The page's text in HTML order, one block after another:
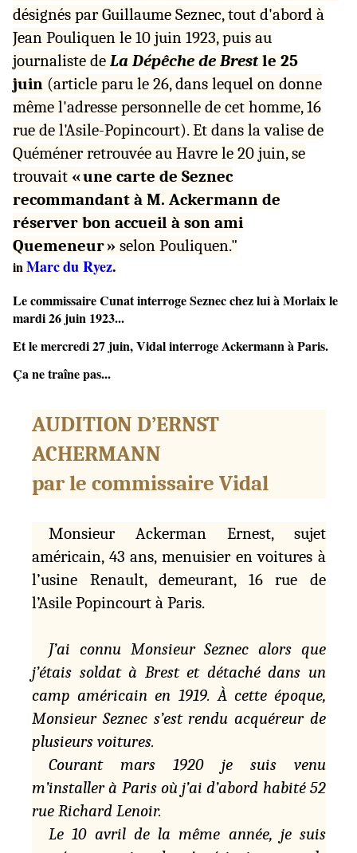
désignés par Guillaume Seznec, tout d'abord à
Jean Pouliquen le 10 juin 1923, puis au
journaliste de La Dépêche de Brest le 25
juin (article paru le 26, dans lequel on donne
même l'adresse personnelle de cet homme, 16
rue de l'Asile-Popincourt). Et dans la valise de
Quéméner retrouvée au Havre le 20 juin, se
trouvait « une carte de Seznec
recommandant à M. Ackermann de
réserver bon accueil à son ami
Quemeneur » selon Pouliquen."
inMarcdu Ryez.
Le commissaire Cunat interroge Seznec chez lui à Morlaix le
mardi 26 juin 1923...
Et le mercredi 27 juin, Vidal interroge Ackermann à Paris.
Ça ne traîne pas...
AUDITION D’ERNST
ACHERMANN
par le commissaire Vidal
Monsieur Ackerman Ernest, sujet
américain, 43 ans, menuisier en voitures à
l’usine Renault, demeurant, 16 rue de
l’Asile Popincourt à Paris.
J’ai connu Monsieur Seznec alors que
j’étais soldat à Brest et détaché dans un
camp américain en 1919. À cette époque,
Monsieur Seznec s’est rendu acquéreur de
plusieurs voitures.
Courant mars 1920 je suis venu
m’installer à Paris où j’ai d’abord habité 52
rue Richard Lenoir.
Le 10 avril de la même année, je suis